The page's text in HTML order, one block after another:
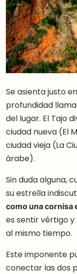
Se asienta justo
profundidad
del lugar. El Tajo
ciudad nueva (El
ciudad vieja (La
árabe).
Sin duda alguna,
su estrella
como una cornisa
es sentir vértigo
al mismo tiempo.
Este imponente
conectar las dos